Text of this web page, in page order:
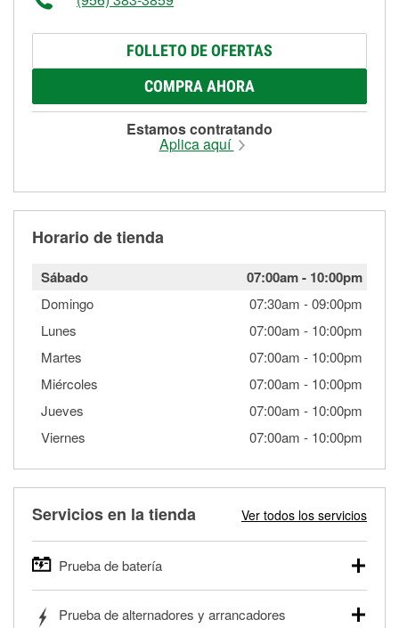
FOLLETO DE OFERTAS
COMPRA AHORA
Estamos contratando
Aplica aquí
Horario de tienda
Sábado 07:00am- 10:00pm
Domingo 07:30am -09:00pm
Lunes
07:00am - 10:00pm
Martes
07:00am - 10:00pm
Miércoles
07:00am - 10:00pm
Jueves
07:00am - 10:00pm
Viernes
07:00am - 10:00pm
Servicios en la tienda Ver todos los servicios
Prueba de batería
autos, camionetas, SUVs, vehículos comerciales y
Prueba de alternadores y arrancadores